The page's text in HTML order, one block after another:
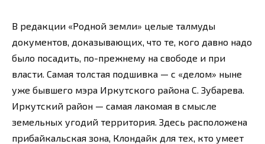
В редакции «Родной земли» целые талмуды
документов, доказывающих, что те, кого давно надо
было посадить, по-прежнему на свободе и при
власти. Самая толстая подшивка — с «делом» ныне
уже бывшего мэра Иркутского района С. Зубарева.
Иркутский район — самая лакомая в смысле
земельных угодий территория. Здесь расположена
прибайкальская зона, Клондайк для тех, кто умеет